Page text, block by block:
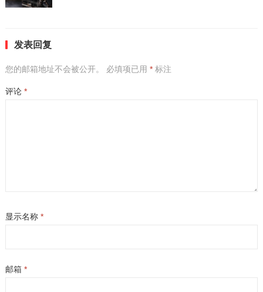
发表回复
您的邮箱地址不会被公开。 必填项已用 *标注
评论 *
显示名称 *
邮箱 *